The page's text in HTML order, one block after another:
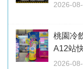
2026-
桃園冷
A12站
2026-